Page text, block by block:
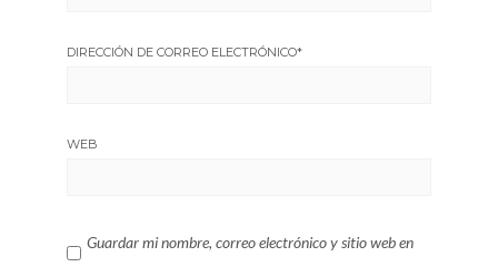
DIRECCIÓN DE CORREO ELECTRÓNICO*
WEB
Guardar mi nombre, correo electrónico y sitio web en